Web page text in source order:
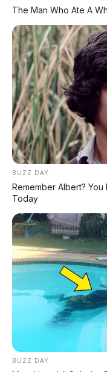
Portal media otomotif
terbaru seputar dunia
kendaraan, daftar
lalu lintas dan
KATEGORI
Review Mobil
Spesifikasi Motor
Tips & Perawatan
Event Otomotif
Daftar Harga OTR
PERUSAHAAN
Redaksi
Tentang Kami
Kontak Kami
Pasang Iklan
The Man Who Ate A
BUZZ DAY
Remember Albert?
Today
BUZZ DAY